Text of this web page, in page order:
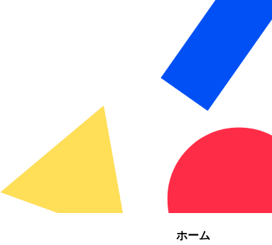
ホーム